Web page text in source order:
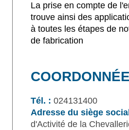
La prise en compte de
trouve ainsi des
à toutes les étapes de
de fabrication
Tél. : 024131400
Adresse du siège
d'Activité de la